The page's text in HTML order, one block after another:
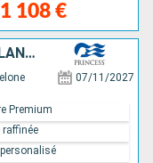
1 108 €
ESPAGNE, GIBRALTAR, TENERIFE, LANZAROTE, PORTUGAL, ÉTATS-UNIS
07/11/2027
Premium